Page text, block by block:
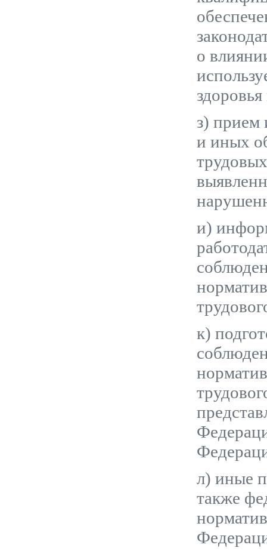
о
з) прием
и иных
и)
к)
л) иные
также